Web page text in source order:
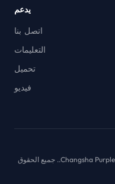
يدعم
اتصل بنا
التعليمات
تحميل
فيديو
© 2023-2026 Changsha Purple Horn E-Commerce Co., Ltd.. جميع الحقوق